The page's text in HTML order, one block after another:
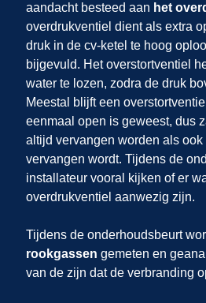
aandacht besteed aan het
overdrukventiel dient als extra
druk in de cv-ketel te hoog
bijgevuld. Het overstortventiel
water te lozen, zodra de druk
Meestal blijft een
eenmaal open is geweest, dus
altijd vervangen worden als
vervangen wordt. Tijdens de
installateur vooral kijken of er
overdrukventiel aanwezig zijn.
Tijdens de onderhoudsbeurt
rookgassen gemeten en
van de zijn dat de verbranding